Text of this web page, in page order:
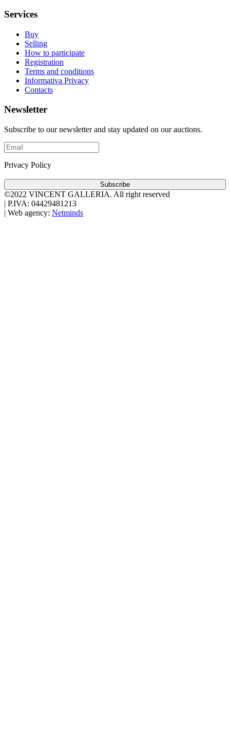
Services
Buy
Selling
How to participate
Registration
Terms and conditions
Informativa Privacy
Contacts
Newsletter
Subscribe to our newsletter and stay updated on our auctions.
Privacy Policy
Subscribe
©2022 VINCENT GALLERIA. All right reserved
| P.IVA: 04429481213
| Web agency: Netminds